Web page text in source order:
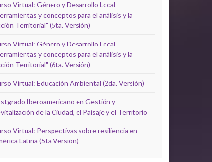
Virtual: Género y Desarrollo Local
y conceptos para el análisis y la
Territorial" (5ta. Versión)
Virtual: Género y Desarrollo Local
y conceptos para el análisis y la
Territorial" (6ta. Versión)
Virtual: Educación Ambiental (2da. Versión)
Iberoamericano en Gestión y
de la Ciudad, el Paisaje y el Territorio
Virtual: Perspectivas sobre resiliencia en
Latina (5ta Versión)